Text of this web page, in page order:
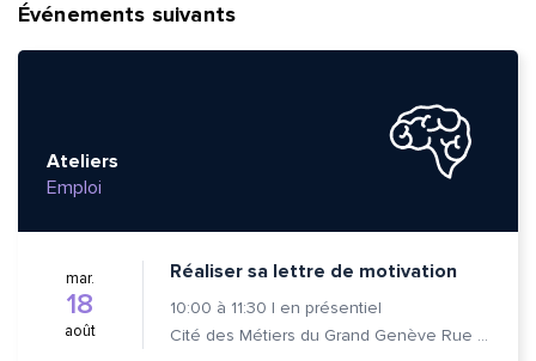
Événements suivants
Ateliers
Emploi
mar.
18
août
Réaliser sa lettre de motivation
10:00 à 11:30 | en présentiel
Cité des Métiers du Grand Genève Rue Prévost-Martin 6 1205 Genève